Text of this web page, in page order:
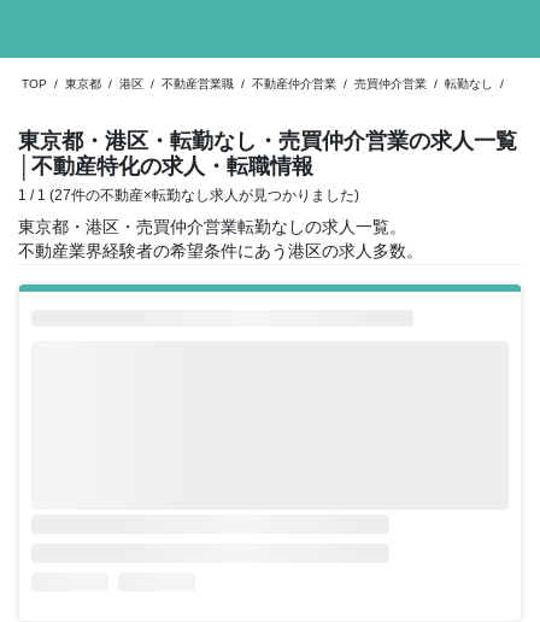
TOP / 東京都 / 港区 / 不動産営業職 / 不動産仲介営業 / 売買仲介営業 / 転勤なし /
東京都・港区・転勤なし・売買仲介営業の求人一覧
│不動産特化の求人・転職情報
1 / 1 (27件の不動産×転勤なし求人が見つかりました)
東京都・港区・売買仲介営業転勤なしの求人一覧。
不動産業界経験者の希望条件にあう港区の求人多数。